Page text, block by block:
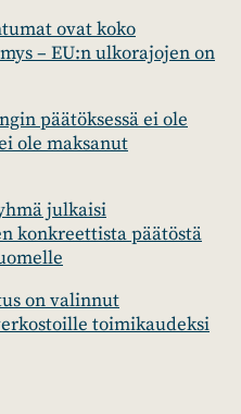
ovat koko
– EU:n ulkorajojen on
päätöksessä ei ole
ole maksanut
julkaisi
konkreettista päätöstä
on valinnut
toimikaudeksi